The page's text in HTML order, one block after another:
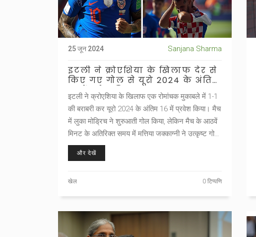
25 जून 2024 Sanjana Sharma
इटली ने क्रोएशिया के खिलाफ देर से
किए गए गोल से यूरो 2024 के अंतिम
16 में प्रवेश किया
इटली ने क्रोएशिया के खिलाफ एक रोमांचक मुकाबले में 1-1
की बराबरी कर यूरो 2024 के अंतिम 16 में प्रवेश किया। मैच
में लुका मोड्रिच ने शुरुआती गोल किया, लेकिन मैच के आठवें
मिनट के अतिरिक्त समय में मत्तिया जक्काग्नी ने उत्कृष्ट गोल
कर बराबरी की। इस परिणाम के साथ, मोड्रिच का क्रोएशिया
करियर समाप्त होता दिख रहा है।
और देखें
खेल 0 टिप्पणि